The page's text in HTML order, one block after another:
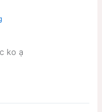
ko ạ